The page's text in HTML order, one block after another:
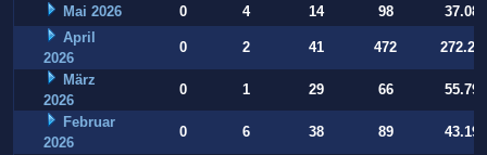
Mai 2026 0 4 14 98
37.084
April
2026
0 2 41 472
März
2026
0 1 29 66
55.794
Februar
2026
0 6 38 89
43.197